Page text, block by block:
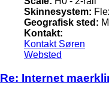
Skinnesystem:
Geografisk sted:
Kontakt:
Kontakt Søren
Websted
Re: Internet